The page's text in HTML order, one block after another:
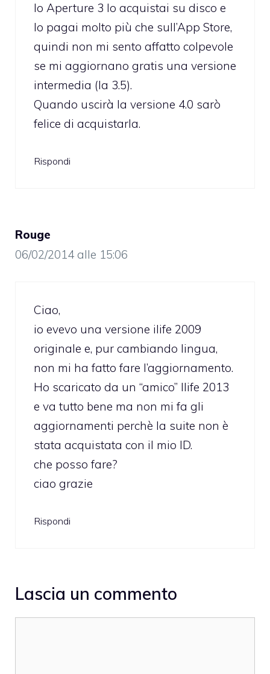
Io Aperture 3 lo acquistai su disco e
lo pagai molto più che sull’App Store,
quindi non mi sento affatto colpevole
se mi aggiornano gratis una versione
intermedia (la 3.5).
Quando uscirà la versione 4.0 sarò
felice di acquistarla.
Rispondi
Rouge
06/02/2014 alle 15:06
Ciao,
io evevo una versione ilife 2009
originale e, pur cambiando lingua,
non mi ha fatto fare l’aggiornamento.
Ho scaricato da un “amico” Ilife 2013
e va tutto bene ma non mi fa gli
aggiornamenti perchè la suite non è
stata acquistata con il mio ID.
che posso fare?
ciao grazie
Rispondi
Lascia un commento